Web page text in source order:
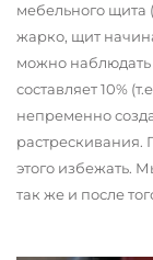
мебельного щита
жарко, щит
можно наблюдать
составляет 10%
непременно
растрескивания.
этого избежать.
так же и после